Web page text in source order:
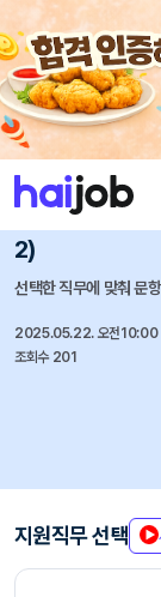
채용공고 자소서 자유
중앙대학교병원 즐겨찾
(서울병원) 부
2)
선택한 직무에 맞춰 문
2025.05.22. 오전10:00
조회수 201
지원직무 선택